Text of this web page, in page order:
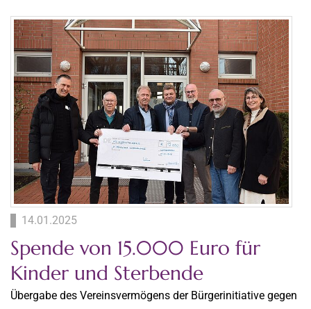
14.01.2025
Spende von 15.000 Euro für
Kinder und Sterbende
Übergabe des Vereinsvermögens der Bürgerinitiative gegen